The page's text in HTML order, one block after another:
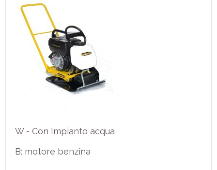
W - Con Impianto acqua
B: motore benzina